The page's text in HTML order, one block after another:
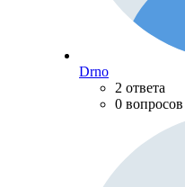
Drno
2 ответа
0 вопросов